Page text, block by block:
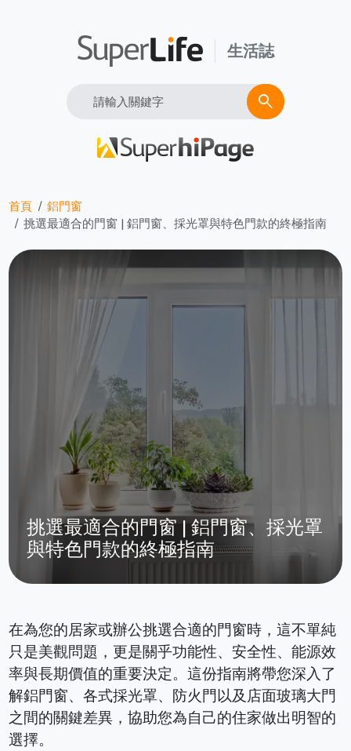
生活誌
Search search
首頁
鋁門窗
挑選最適合的門窗 | 鋁門窗、採光罩與特色門款的終極指南
挑選最適合的門窗 | 鋁門窗、採光罩
與特色門款的終極指南
在為您的居家或辦公挑選合適的門窗時，這不單純
只是美觀問題，更是關乎功能性、安全性、能源效
率與長期價值的重要決定。這份指南將帶您深入了
解鋁門窗、各式採光罩、防火門以及店面玻璃大門
之間的關鍵差異，協助您為自己的住家做出明智的
選擇。